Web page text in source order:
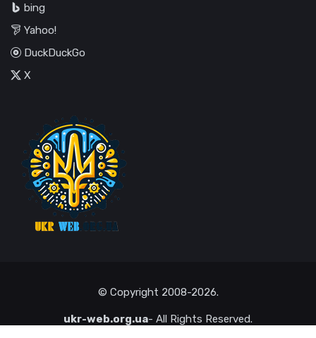
bing
Yahoo!
DuckDuckGo
X
© Copyright 2008-2026.
ukr-web.org.ua- All Rights Reserved.